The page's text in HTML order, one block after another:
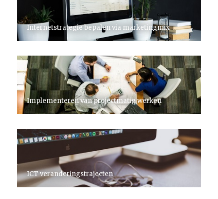
Internetstrategie bepalen via marketingmix
Implementeren van projectmatig werken
ICT veranderingstrajecten